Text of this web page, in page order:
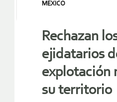
MEXICO
Rechazan
ejidatarios
explotación
su territorio